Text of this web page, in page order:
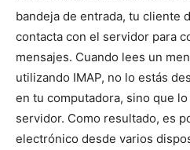
bandeja de entrada, tu cliente
contacta con el servidor para
mensajes. Cuando lees un
utilizando IMAP, no lo estás
en tu computadora, sino que
servidor. Como resultado, es
electrónico desde varios